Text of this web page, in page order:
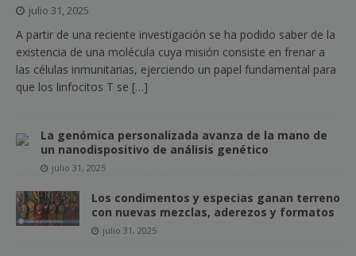
julio 31, 2025
A partir de una reciente investigación se ha podido saber de la
existencia de una molécula cuya misión consiste en frenar a
las células inmunitarias, ejerciendo un papel fundamental para
que los linfocitos T se […]
La genómica personalizada avanza de la mano de
un nanodispositivo de análisis genético
julio 31, 2025
Los condimentos y especias ganan terreno
con nuevas mezclas, aderezos y formatos
julio 31, 2025